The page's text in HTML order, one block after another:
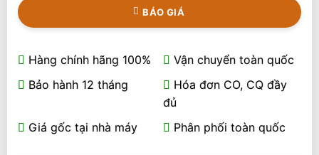
BÁO GIÁ
Hàng chính hãng 100%
Vận chuyển toàn quốc
Bảo hành 12 tháng
Hóa đơn CO, CQ đầy
đủ
Giá gốc tại nhà máy
Phân phối toàn quốc